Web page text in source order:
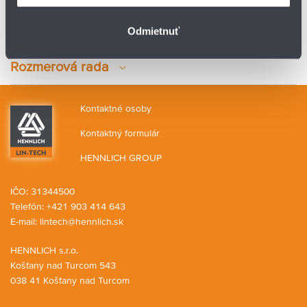
Odmietnuť
Rozmerová rada
Kontaktné osoby
Kontaktný formulár
HENNLICH GROUP
HENNLICH s.r.o.
Košťany nad Turcom 543
038 41 Košťany nad Turcom
IČO: 31344500
Telefón: +421 903 414 643
E-mail: lintech@hennlich.sk